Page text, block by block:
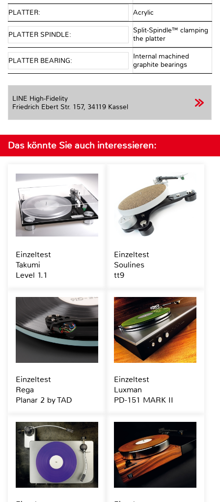
PLATTER: Acrylic
PLATTER SPINDLE:
Split-Spindle™ clamping
the platter
PLATTER BEARING:
Internal machined
graphite bearings
LINE High-Fidelity
Friedrich Ebert Str. 157, 34119 Kassel
Das könnte Sie auch interessieren:
Einzeltest
Takumi
Level 1.1
Einzeltest
Soulines
tt9
Einzeltest
Rega
Planar 2 by TAD
Einzeltest
Luxman
PD-151 MARK II